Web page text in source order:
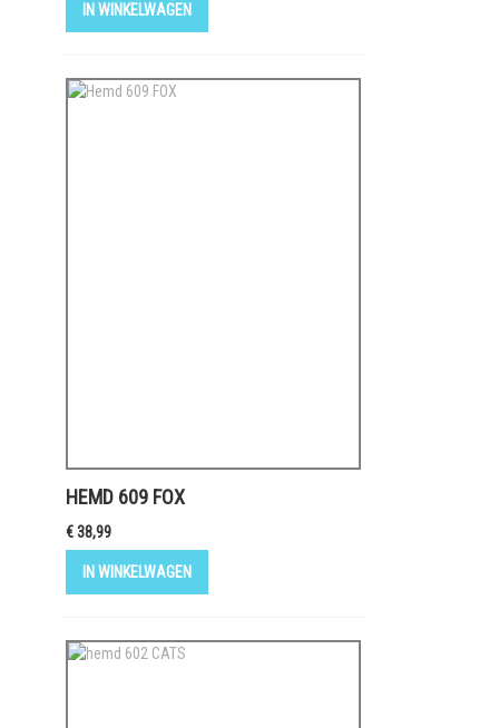
IN WINKELWAGEN
HEMD 609 FOX
€ 38,99
IN WINKELWAGEN